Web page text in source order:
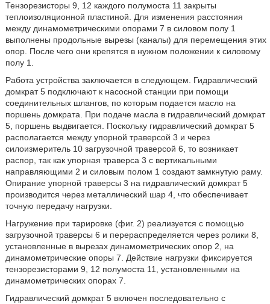
Тензорезисторы 9, 12 каждого полумоста 11 закрыты
теплоизоляционной пластиной. Для изменения расстояния
между динамометрическими опорами 7 в силовом полу 1
выполнены продольные вырезы (каналы) для перемещения этих
опор. После чего они крепятся в нужном положении к силовому
полу 1.
Работа устройства заключается в следующем. Гидравлический
домкрат 5 подключают к насосной станции при помощи
соединительных шлангов, по которым подается масло на
поршень домкрата. При подаче масла в гидравлический домкрат
5, поршень выдвигается. Поскольку гидравлический домкрат 5
располагается между упорной траверсой 3 и через
силоизмеритель 10 загрузочной траверсой 6, то возникает
распор, так как упорная траверса 3 с вертикальными
направляющими 2 и силовым полом 1 создают замкнутую раму.
Опирание упорной траверсы 3 на гидравлический домкрат 5
производится через металлический шар 4, что обеспечивает
точную передачу нагрузки.
Нагружение при тарировке (фиг. 2) реализуется с помощью
загрузочной траверсы 6 и перераспределяется через ролики 8,
установленные в вырезах динамометрических опор 2, на
динамометрические опоры 7. Действие нагрузки фиксируется
тензорезисторами 9, 12 полумоста 11, установленными на
динамометрических опорах 7.
Гидравлический домкрат 5 включен последовательно с